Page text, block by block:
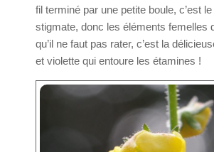
fil terminé par une petite boule, c’est
stigmate, donc les éléments femelles
qu’il ne faut pas rater, c’est la
et violette qui entoure les étamines !